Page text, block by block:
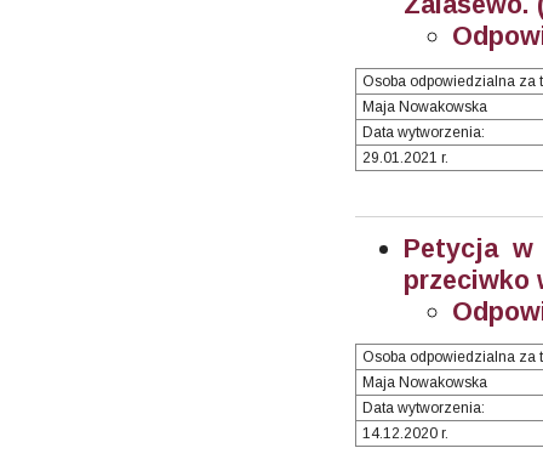
Osoba odpowiedzialna za
Maja Nowakowska
Data wytworzenia:
29.01.2021 r.
Petycja w
przeciwko
Osoba odpowiedzialna za
Maja Nowakowska
Data wytworzenia:
14.12.2020 r.